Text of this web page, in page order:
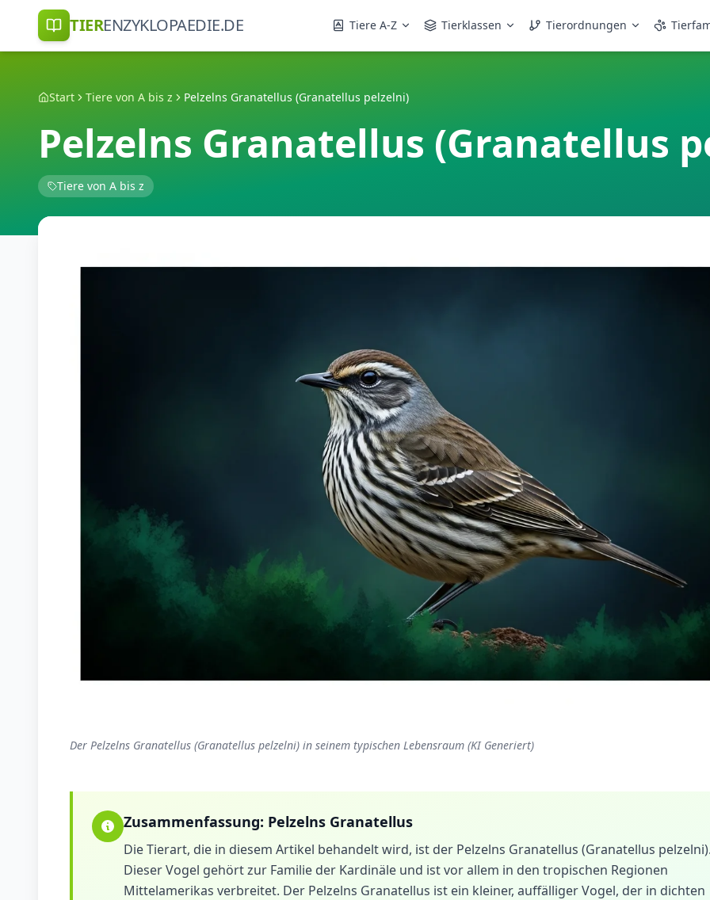
TIERENZYKLOPAEDIE.DE Tiere A-Z Tierklassen Tierordnungen
Start Tiere von A bis z Pelzelns Granatellus (Granatellus pelzelni)
Pelzelns Granatellus (Granatellus
Tiere von A bis z
Der Pelzelns Granatellus (Granatellus pelzelni) in seinem typischen Lebensraum (KI Generiert)
Zusammenfassung: Pelzelns Granatellus
Die Tierart, die in diesem Artikel behandelt wird, ist der Pelzelns Granatellus (Granatellus
Dieser Vogel gehört zur Familie der Kardinäle und ist vor allem in den tropischen Regionen
Mittelamerikas verbreitet. Der Pelzelns Granatellus ist ein kleiner, auffälliger Vogel, der in dichten